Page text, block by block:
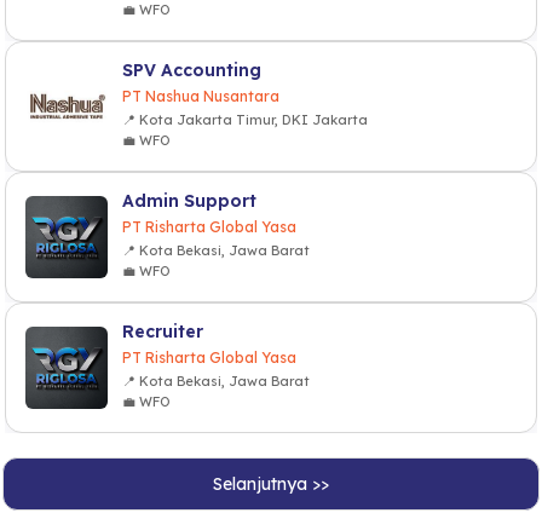
💼 WFO
SPV Accounting
PT Nashua Nusantara
📍 Kota Jakarta Timur, DKI Jakarta
💼 WFO
Admin Support
PT Risharta Global Yasa
📍 Kota Bekasi, Jawa Barat
💼 WFO
Recruiter
PT Risharta Global Yasa
📍 Kota Bekasi, Jawa Barat
💼 WFO
Selanjutnya >>